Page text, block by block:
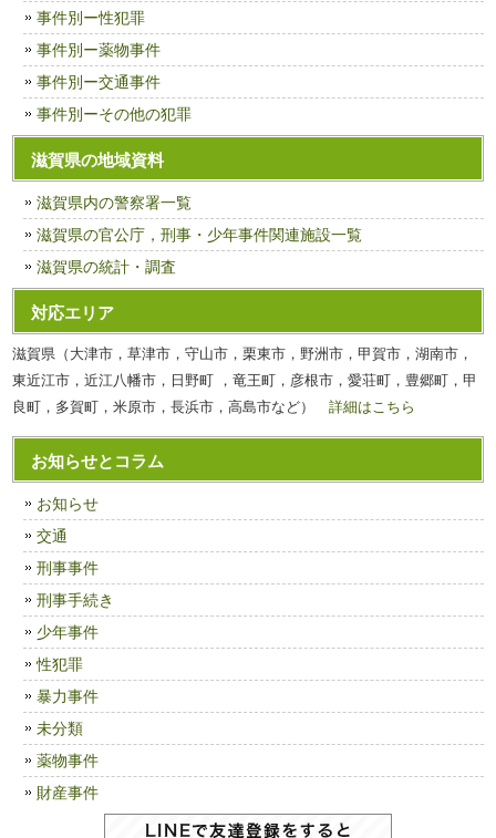
事件別ー性犯罪
事件別ー薬物事件
事件別ー交通事件
事件別ーその他の犯罪
滋賀県の地域資料
滋賀県内の警察署一覧
滋賀県の官公庁，刑事・少年事件関連施設一覧
滋賀県の統計・調査
対応エリア
滋賀県（大津市，草津市，守山市，栗東市，野洲市，甲賀市，湖南市，
東近江市，近江八幡市，日野町 ，竜王町，彦根市，愛荘町，豊郷町，甲
良町，多賀町，米原市，長浜市，高島市など）詳細はこちら
お知らせとコラム
お知らせ
交通
刑事事件
刑事手続き
少年事件
性犯罪
暴力事件
未分類
薬物事件
財産事件